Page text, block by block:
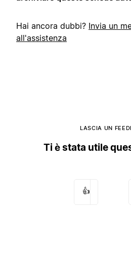
Hai ancora dubbi? Invia un
all'assistenza
LASCIA UN
Ti è stata utile
👍